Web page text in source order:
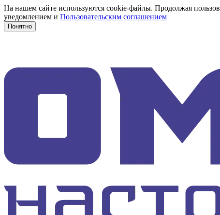
На нашем сайте используются cookie-файлы. Продолжая
уведомлением и Пользовательским соглашением
Понятно